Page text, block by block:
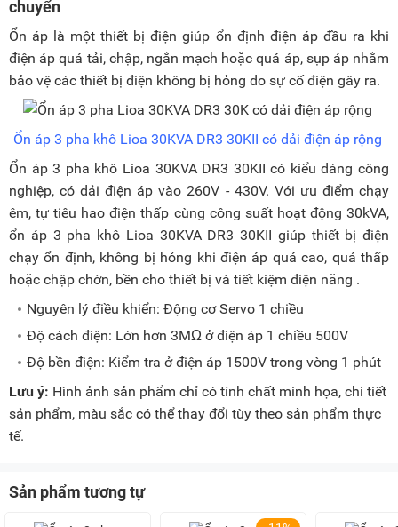
chuyển
Ổn áp là một thiết bị điện giúp ổn định điện áp đầu ra khi
điện áp quá tải, chập, ngắn mạch hoặc quá áp, sụp áp nhằm
bảo vệ các thiết bị điện không bị hỏng do sự cố điện gây ra.
Ổn áp 3 pha khô Lioa 30KVA DR3 30KII có dải điện áp rộng
Ổn áp 3 pha khô Lioa 30KVA DR3 30KII có kiểu dáng công
nghiệp, có dải điện áp vào 260V - 430V. Với ưu điểm chạy
êm, tự tiêu hao điện thấp cùng công suất hoạt động 30kVA,
ổn áp 3 pha khô Lioa 30KVA DR3 30KII giúp thiết bị điện
chạy ổn định, không bị hỏng khi điện áp quá cao, quá thấp
hoặc chập chờn, bền cho thiết bị và tiết kiệm điện năng .
Nguyên lý điều khiển: Động cơ Servo 1 chiều
Độ cách điện: Lớn hơn 3MΩ ở điện áp 1 chiều 500V
Độ bền điện: Kiểm tra ở điện áp 1500V trong vòng 1 phút
Lưu ý: Hình ảnh sản phẩm chỉ có tính chất minh họa, chi tiết
sản phẩm, màu sắc có thể thay đổi tùy theo sản phẩm thực
tế.
Sản phẩm tương tự